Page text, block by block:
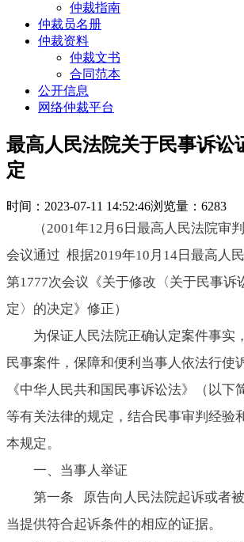
仲裁指南
仲裁员名册
仲裁资料
仲裁文书
合同范本
公开信息
网络仲裁平台
最高人民法院关于民事诉讼
定
时间：2023-07-11 14:52:46浏览量：6283
（2001年12月6日最高人民法院审
会议通过 根据2019年10月14日最高人
第1777次会议《关于修改〈关于民事诉
定〉的决定》修正）
为保证人民法院正确认定案件事实
民事案件，保障和便利当事人依法行使
《中华人民共和国民事诉讼法》（以下
等有关法律的规定，结合民事审判经验
本规定。
一、当事人举证
第一条 原告向人民法院起诉或者
当提供符合起诉条件的相应的证据。